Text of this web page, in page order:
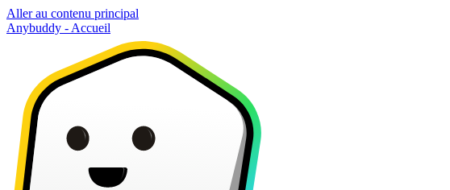
Aller au contenu principal
Anybuddy - Accueil